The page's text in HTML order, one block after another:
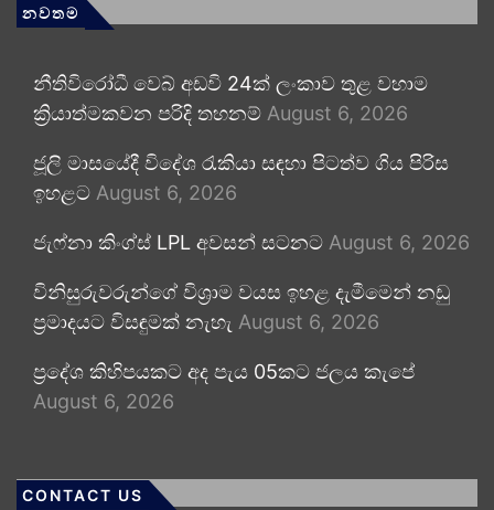
නවතම
නීතිවිරෝධී වෙබ් අඩවි 24ක් ලංකාව තුළ වහාම
ක්‍රියාත්මකවන පරිදි තහනම් August 6, 2026
ජූලි මාසයේදී විදේශ රැකියා සඳහා පිටත්ව ගිය පිරිස
ඉහළට August 6, 2026
ජැෆ්නා කිංග්ස් LPL අවසන් සටනට August 6, 2026
විනිසුරුවරුන්ගේ විශ්‍රාම වයස ඉහළ දැමීමෙන් නඩු
ප්‍රමාදයට විසඳුමක් නැහැ August 6, 2026
ප්‍රදේශ කිහිපයකට අද පැය 05කට ජලය කැපේ
August 6, 2026
CONTACT US